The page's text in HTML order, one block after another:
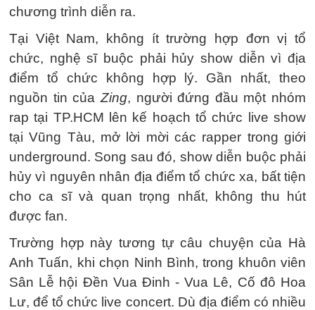
chương trình diễn ra.
Tại Việt Nam, không ít trường hợp đơn vị tổ
chức, nghệ sĩ buộc phải hủy show diễn vì địa
điểm tổ chức không hợp lý. Gần nhất, theo
nguồn tin của Zing, người đứng đầu một nhóm
rap tại TP.HCM lên kế hoạch tổ chức live show
tại Vũng Tàu, mở lời mời các rapper trong giới
underground. Song sau đó, show diễn buộc phải
hủy vì nguyên nhân địa điểm tổ chức xa, bất tiện
cho ca sĩ và quan trọng nhất, không thu hút
được fan.
Trường hợp này tương tự câu chuyện của Hà
Anh Tuấn, khi chọn Ninh Bình, trong khuôn viên
Sân Lễ hội Đền Vua Đinh - Vua Lê, Cố đô Hoa
Lư, để tổ chức live concert. Dù địa điểm có nhiều